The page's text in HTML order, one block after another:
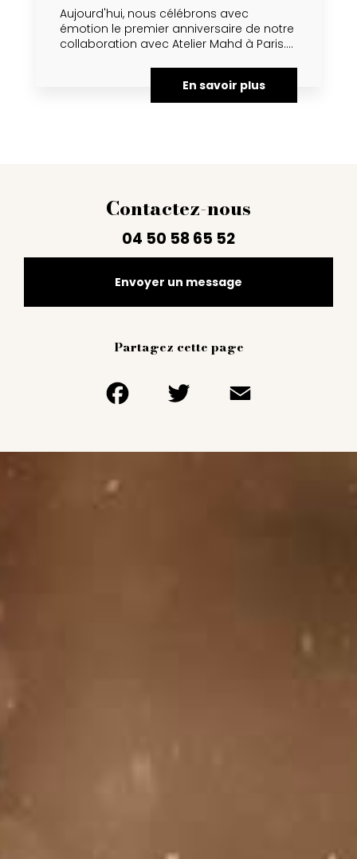
Aujourd'hui, nous célébrons avec
émotion le premier anniversaire de notre
collaboration avec Atelier Mahd à Paris....
En savoir plus
Contactez-nous
04 50 58 65 52
Envoyer un message
Partagez cette page